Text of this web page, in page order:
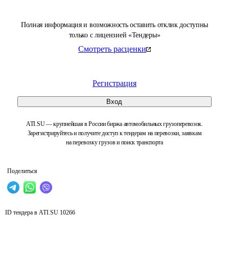
Полная информация и возможность оставить отклик доступны
только с лицензией «Тендеры»
Смотреть расценки
Регистрация
Вход
ATI.SU — крупнейшая в России биржа автомобильных грузоперевозок.
Зарегистрируйтесь и получите доступ к тендерам на перевозки, заявкам
на перевозку грузов и поиск транспорта
Поделиться
ID тендера в ATI.SU 10266